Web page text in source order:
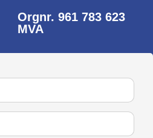
Orgnr. 961 783 623
MVA